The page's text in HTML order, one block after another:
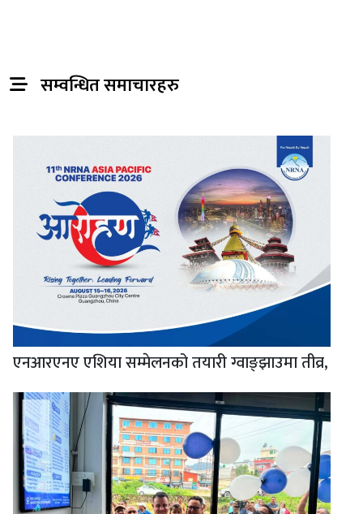
सम्वन्धित समाचारहरु
एनआरएनए एशिया सम्मेलनको तयारी ग्वाङ्झाउमा तीव्र,